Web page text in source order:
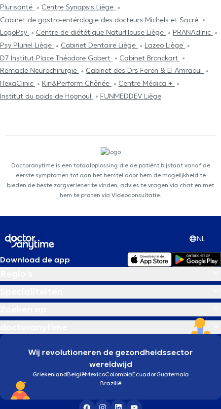
Plurisanté
Centre Synapsis Liège
Cabinet de gastro-entérologie des docteurs Michels et Sacré
LogoPsy
Centre de diététique NaturHouse Liège
PRANAclinic
Psy Pluriel Liège
Cabinet Dentaire Liège
Lazeo Liège
D7 Institut Place Théodore Gobert
Cabinet Bronckart
Remacle Neurochirurgie
Cabinet des Drs Feron & El Amraoui
HexaClinic
Kin&Perform Chênée
Centre Médica +
Institut du poids de Hognoul
FUNMEDDEV Liège
Doctoranytime is een totaaloplossing die de patiënt bijstaat vanaf de
eerste symptomen tot aan het herstel door hem de mogelijkheid te
bieden de beste zorgverlener te vinden, advies te vragen via chat en met
hem te praten via Videoconsultatie.
NL
Download de app
Wij revolutioneren de gezondheidssector
wereldwijd
GriekenlandBelgiëMexicoColombiaEcuadorGuatemala
Brazilië